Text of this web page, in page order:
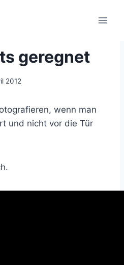
geregnet
2012
wenn man
und nicht vor die Tür